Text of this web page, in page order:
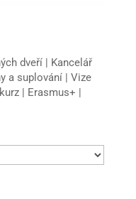
dveří|
Kancelář
a suplování
Vize
| Erasmus+